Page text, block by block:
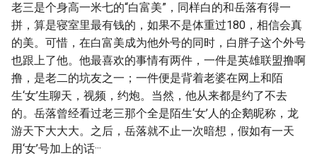
老三是个身高一米七的“白富美”，同样白的和岳落有得一
拼，算是寝室里最有钱的，如果不是体重过180，相信会真
的美。可惜，在白富美成为他外号的同时，白胖子这个外号
也跟上了他。他最喜欢的事情有两件，一件是英雄联盟撸啊
撸，是老二的坑友之一；一件便是背着老婆在网上和陌
生‘女’生聊天，视频，约炮。当然，他从来都是约了不去
的。岳落曾经看过老三那个全是陌生‘女’人的企鹅昵称，龙
游天下大大大。之后，岳落就不止一次暗想，假如有一天
用‘女’号加上的话···